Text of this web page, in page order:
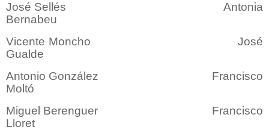
José Sellés Antonia
Bernabeu
Vicente Moncho José
Gualde
Antonio González Francisco
Moltó
Miguel Berenguer Francisco
Lloret